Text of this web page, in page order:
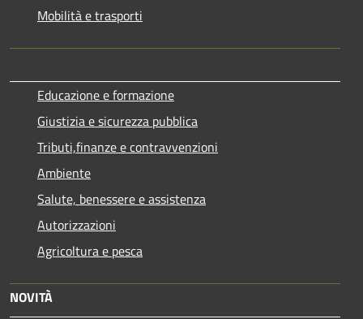
Mobilità e trasporti
Educazione e formazione
Giustizia e sicurezza pubblica
Tributi,finanze e contravvenzioni
Ambiente
Salute, benessere e assistenza
Autorizzazioni
Agricoltura e pesca
NOVITÀ